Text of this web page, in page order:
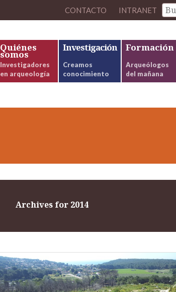
CONTACTO INTRANET
Quiénes
somos
Investigadores
en arqueología
Investigación
Creamos
conocimiento
Formación
Arqueólogos
del mañana
Archives for 2014